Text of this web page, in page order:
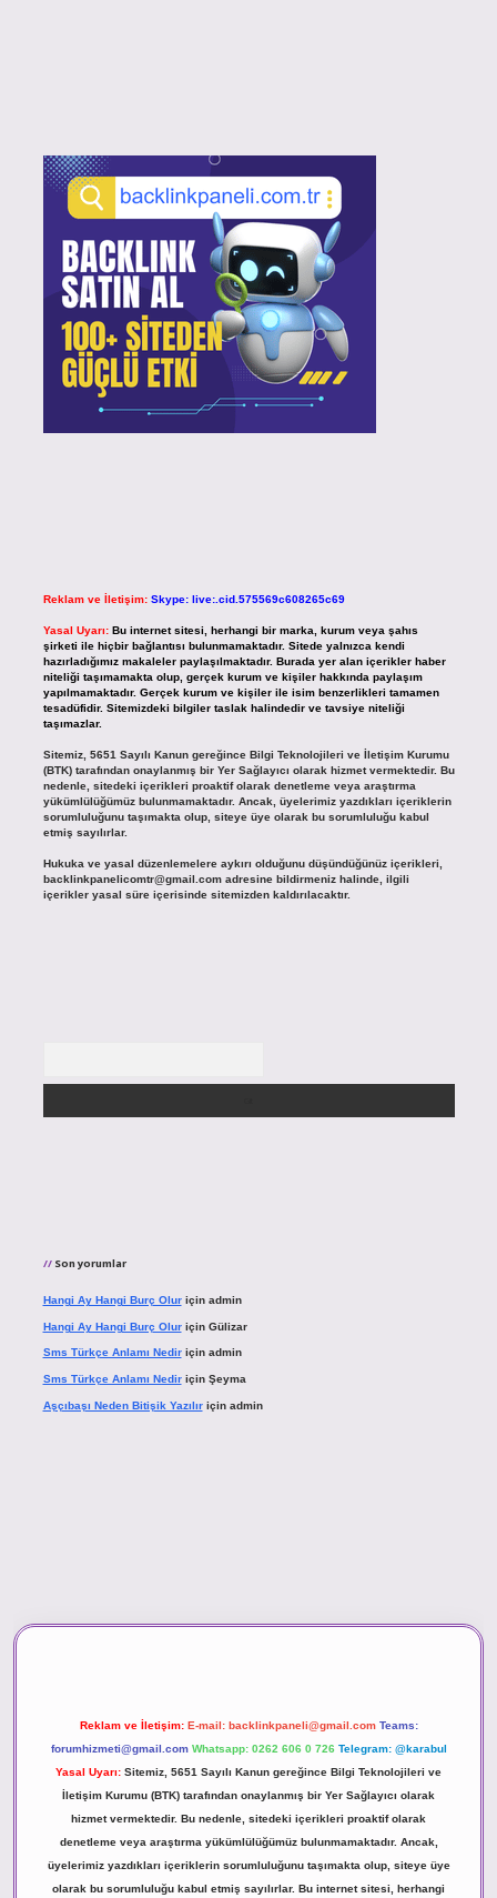
Reklam ve İletişim: Skype: live:.cid.575569c608265c69
Yasal Uyarı: Bu internet sitesi, herhangi bir marka, kurum veya şahıs
şirketi ile hiçbir bağlantısı bulunmamaktadır. Sitede yalnızca kendi
hazırladığımız makaleler paylaşılmaktadır. Burada yer alan içerikler haber
niteliği taşımamakta olup, gerçek kurum ve kişiler hakkında paylaşım
yapılmamaktadır. Gerçek kurum ve kişiler ile isim benzerlikleri tamamen
tesadüfidir. Sitemizdeki bilgiler taslak halindedir ve tavsiye niteliği
taşımazlar.
Sitemiz, 5651 Sayılı Kanun gereğince Bilgi Teknolojileri ve İletişim Kurumu
(BTK) tarafından onaylanmış bir Yer Sağlayıcı olarak hizmet vermektedir. Bu
nedenle, sitedeki içerikleri proaktif olarak denetleme veya araştırma
yükümlülüğümüz bulunmamaktadır. Ancak, üyelerimiz yazdıkları içeriklerin
sorumluluğunu taşımakta olup, siteye üye olarak bu sorumluluğu kabul
etmiş sayılırlar.
Hukuka ve yasal düzenlemelere aykırı olduğunu düşündüğünüz içerikleri,
backlinkpanelicomtr@gmail.comadresine bildirmeniz halinde, ilgili
içerikler yasal süre içerisinde sitemizden kaldırılacaktır.
Son yorumlar
Hangi Ay Hangi Burç Oluriçin admin
Hangi Ay Hangi Burç Oluriçin Gülizar
Sms Türkçe Anlamı Nediriçin admin
Sms Türkçe Anlamı Nediriçin Şeyma
Aşçıbaşı Neden Bitişik Yazılıriçin admin
Reklam ve İletişim: E-mail: backlinkpaneli@gmail.com Teams:
forumhizmeti@gmail.com Whatsapp: 0262 606 0 726 Telegram: @karabul
Yasal Uyarı: Sitemiz, 5651 Sayılı Kanun gereğince Bilgi Teknolojileri ve
İletişim Kurumu (BTK) tarafından onaylanmış bir Yer Sağlayıcı olarak
hizmet vermektedir. Bu nedenle, sitedeki içerikleri proaktif olarak
denetleme veya araştırma yükümlülüğümüz bulunmamaktadır. Ancak,
üyelerimiz yazdıkları içeriklerin sorumluluğunu taşımakta olup, siteye üye
olarak bu sorumluluğu kabul etmiş sayılırlar. Bu internet sitesi, herhangi